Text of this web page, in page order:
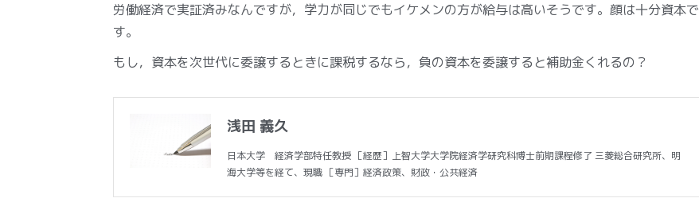
労働経済で実証済みなんですが，学力が同じでもイケメンの方が給与は高いそうです。顔は十分資本で
す。
もし，資本を次世代に委譲するときに課税するなら，負の資本を委譲すると補助金くれるの？
浅田 義久
日本大学 経済学部特任教授 ［経歴］上智大学大学院経済学研究科博士前期課程修了 三菱総合研究所、明
海大学等を経て、現職 ［専門］経済政策、財政・公共経済